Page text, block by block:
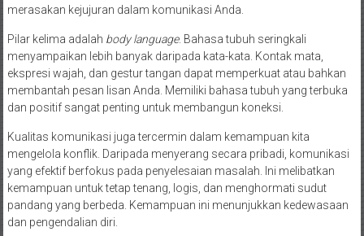
merasakan kejujuran dalam komunikasi Anda.
Pilar kelima adalah body language. Bahasa tubuh seringkali
menyampaikan lebih banyak daripada kata-kata. Kontak mata,
ekspresi wajah, dan gestur tangan dapat memperkuat atau bahkan
membantah pesan lisan Anda. Memiliki bahasa tubuh yang terbuka
dan positif sangat penting untuk membangun koneksi.
Kualitas komunikasi juga tercermin dalam kemampuan kita
mengelola konflik. Daripada menyerang secara pribadi, komunikasi
yang efektif berfokus pada penyelesaian masalah. Ini melibatkan
kemampuan untuk tetap tenang, logis, dan menghormati sudut
pandang yang berbeda. Kemampuan ini menunjukkan kedewasaan
dan pengendalian diri.